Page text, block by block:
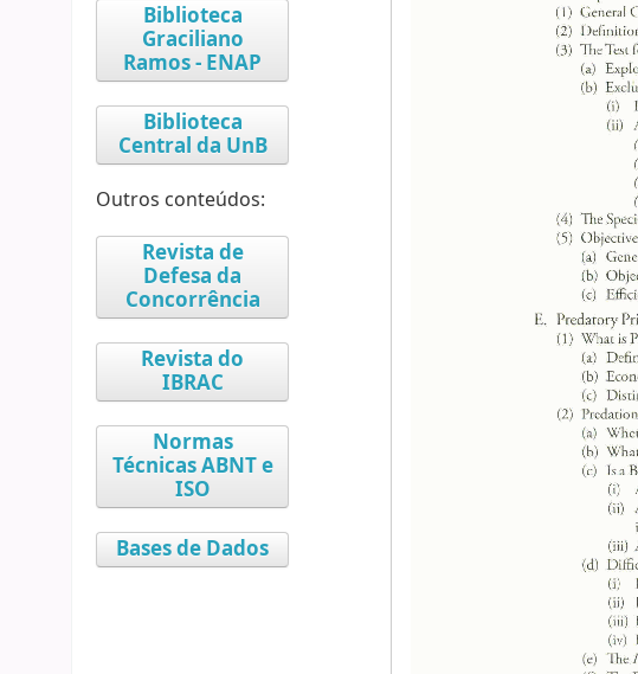
Biblioteca
Graciliano
Ramos - ENAP
Biblioteca
Central da UnB
Outros conteúdos:
Revista de
Defesa da
Concorrência
Revista do
IBRAC
Normas
Técnicas ABNT e
ISO
Bases de Dados